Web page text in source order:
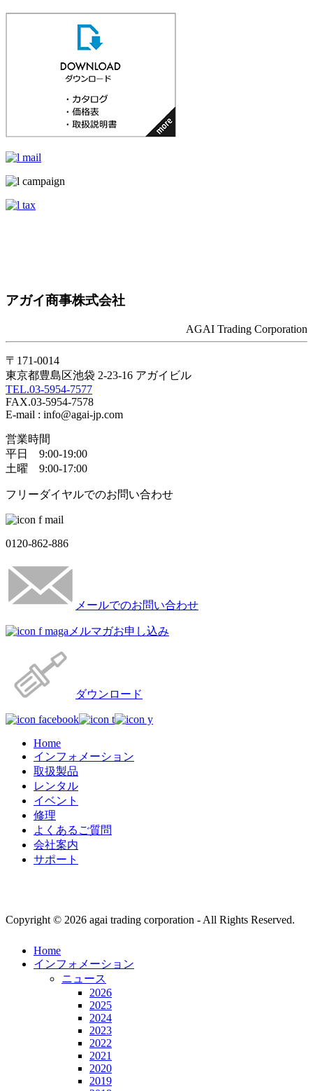
アガイ商事株式会社
AGAI Trading Corporation
〒171-0014
東京都豊島区池袋 2-23-16 アガイビル
TEL.03-5954-7577
FAX.03-5954-7578
E-mail : info@agai-jp.com
営業時間
平日 9:00-19:00
土曜 9:00-17:00
フリーダイヤルでのお問い合わせ
0120-862-886
メールでのお問い合わせ
メルマガお申し込み
ダウンロード
Home
インフォメーション
取扱製品
レンタル
イベント
修理
よくあるご質問
会社案内
サポート
Copyright © 2026 agai trading corporation - All Rights Reserved.
Home
インフォメーション
ニュース
2026
2025
2024
2023
2022
2021
2020
2019